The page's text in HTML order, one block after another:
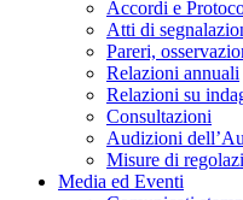
Accordi e
Atti di
Pareri,
Relazioni annuali
Relazioni su
Consultazioni
Audizioni
Misure di
Media ed Eventi